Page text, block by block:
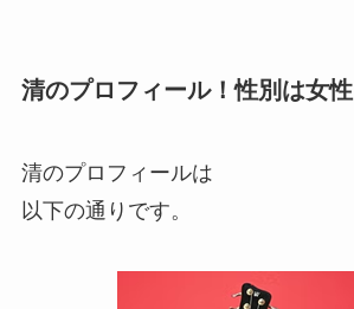
清のプロフィール！性別は女性
清のプロフィールは
以下の通りです。